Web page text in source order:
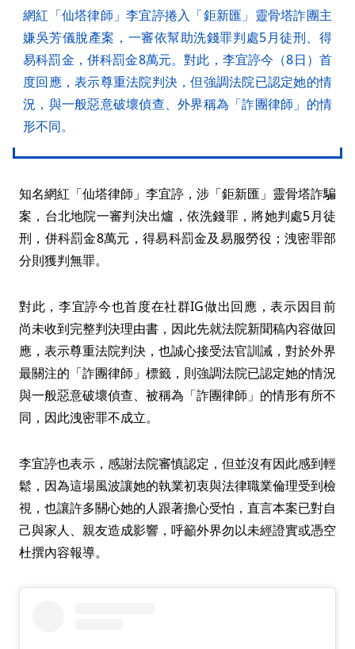
網紅「仙塔律師」李宜諪捲入「鉅新匯」靈骨塔詐團主
嫌吳芳儀脫產案，一審依幫助洗錢罪判處5月徒刑、得
易科罰金，併科罰金8萬元。對此，李宜諪今（8日）首
度回應，表示尊重法院判決，但強調法院已認定她的情
況，與一般惡意破壞偵查、外界稱為「詐團律師」的情
形不同。
知名網紅「仙塔律師」李宜諪，涉「鉅新匯」靈骨塔詐騙
案，台北地院一審判決出爐，依洗錢罪，將她判處5月徒
刑，併科罰金8萬元，得易科罰金及易服勞役；洩密罪部
分則獲判無罪。
對此，李宜諪今也首度在社群IG做出回應，表示因目前
尚未收到完整判決理由書，因此先就法院新聞稿內容做回
應，表示尊重法院判決，也誠心接受法官訓誡，對於外界
最關注的「詐團律師」標籤，則強調法院已認定她的情況
與一般惡意破壞偵查、被稱為「詐團律師」的情形有所不
同，因此洩密罪不成立。
李宜諪也表示，感謝法院審慎認定，但並沒有因此感到輕
鬆，因為這場風波讓她的執業初衷與法律職業倫理受到檢
視，也讓許多關心她的人跟著擔心受怕，直言本案已對自
己與家人、親友造成影響，呼籲外界勿以未經證實或憑空
杜撰內容報導。